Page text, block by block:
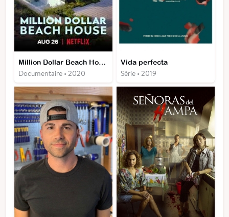
Million Dollar Beach House
Documentaire • 2020
Vida perfecta
Série • 2019